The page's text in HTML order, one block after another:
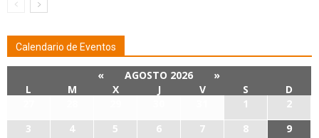
Calendario de Eventos
« AGOSTO 2026
»
L
M X J V S
D
1
2
3
4 5 6 7 8
9